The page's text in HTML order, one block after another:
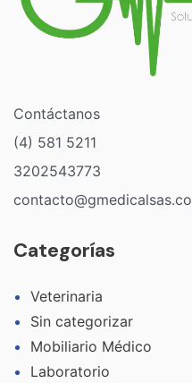
Contáctanos
(4) 581 5211
3202543773
contacto@gmedicalsas.co
Categorías
Veterinaria
Sin categorizar
Mobiliario Médico
Laboratorio